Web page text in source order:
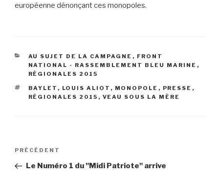
européenne dénonçant ces monopoles.
CATÉGORIES
AU SUJET DE LA CAMPAGNE , FRONT
NATIONAL - RASSEMBLEMENT BLEU MARINE ,
RÉGIONALES 2015
ÉTIQUETTES
BAYLET , LOUIS ALIOT , MONOPOLE , PRESSE ,
RÉGIONALES 2015 , VEAU SOUS LA MÈRE
Navigation
l’article
Article
précédent
PRÉCÉDENT
Le Numéro 1 du "Midi Patriote" arrive